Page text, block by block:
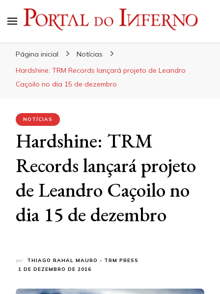
Página inicial
Notícias
Hardshine: TRM Records lançará projeto de Leandro
Caçoilo no dia 15 de dezembro
NOTÍCIAS
Hardshine: TRM
Records lançará projeto
de Leandro Caçoilo no
dia 15 de dezembro
por
THIAGO RAHAL MAURO - TRM PRESS
1 DE DEZEMBRO DE 2016